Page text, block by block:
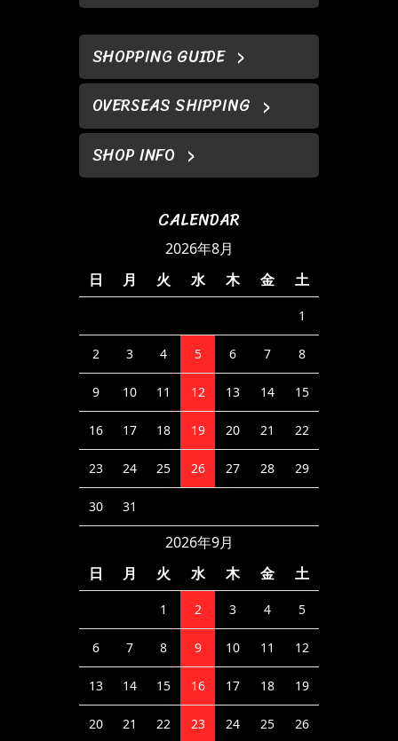
SHOPPING GUIDE
OVERSEAS SHIPPING
SHOP INFO
CALENDAR
2026年8月
日
月 火 水 木 金 土
1
2 3 4 5 6 7 8
9 10 11 12 13 14 15
16 17 18 19 20 21 22
23 24 25 26 27 28 29
30 31
2026年9月
日
月 火 水 木 金 土
1 2 3 4 5
6 7 8 9 10 11 12
13 14 15 16 17 18 19
20 21 22 23 24 25 26